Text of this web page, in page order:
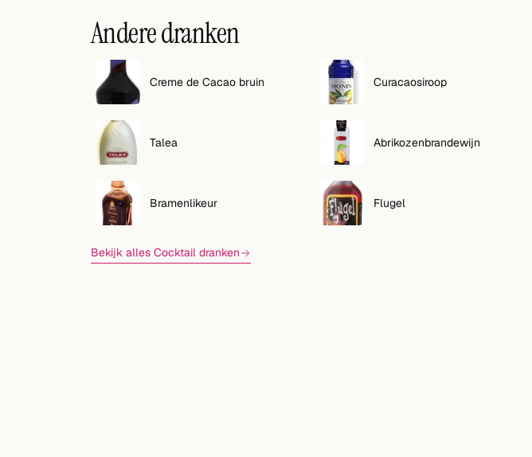
Andere dranken
Creme de Cacao bruin Curacaosiroop
Talea Abrikozenbrandewijn
Bramenlikeur Flugel
Bekijk alles Cocktail dranken